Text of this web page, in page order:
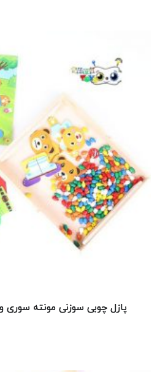
پازل چوبی سوزنی مونته سوری